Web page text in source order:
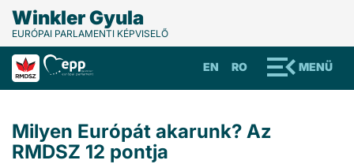
Winkler Gyula
EURÓPAI PARLAMENTI KÉPVISELŐ
MENÜ
RO
EN
Milyen Európát akarunk? Az
RMDSZ 12 pontja